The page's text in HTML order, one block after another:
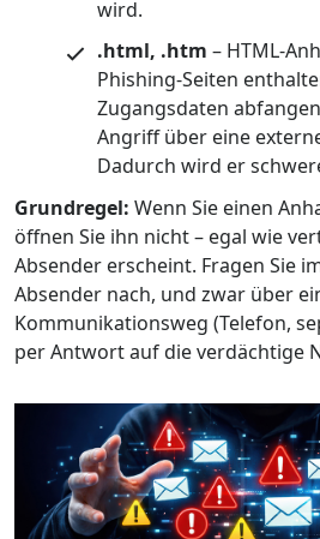
wird.
.html, .htm – HTML-
Phishing-Seiten
Zugangsdaten
Angriff über eine
Dadurch wird er
Grundregel: Wenn Sie einen
öffnen Sie ihn nicht – egal wie
Absender erscheint. Fragen Sie
Absender nach, und zwar über
Kommunikationsweg (Telefon,
per Antwort auf die verdächtige